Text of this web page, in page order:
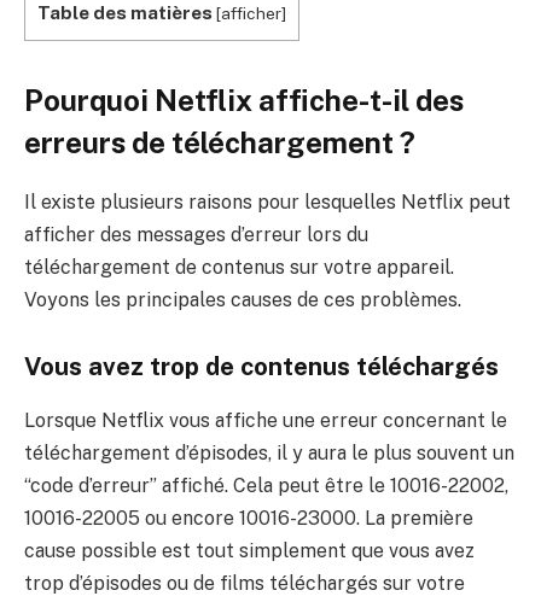
Table des matières [afficher]
Pourquoi Netflix affiche-t-il des
erreurs de téléchargement ?
Il existe plusieurs raisons pour lesquelles Netflix peut
afficher des messages d’erreur lors du
téléchargement de contenus sur votre appareil.
Voyons les principales causes de ces problèmes.
Vous avez trop de contenus téléchargés
Lorsque Netflix vous affiche une erreur concernant le
téléchargement d’épisodes, il y aura le plus souvent un
“code d’erreur” affiché. Cela peut être le 10016-22002,
10016-22005 ou encore 10016-23000. La première
cause possible est tout simplement que vous avez
trop d’épisodes ou de films téléchargés sur votre